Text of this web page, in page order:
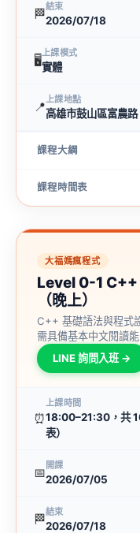
🏁結束
2026/07/18
🖥上課模式
實體
📍上課地點
高雄市鼓山區富農
課程大綱
課程時間表
大福媽瘋程式
Level 0-1 C++
（晚上）
C++ 基礎語法與程式
需具備基本中文閱讀
LINE 詢問入班 →
⏰
上課時間
18:00–21:30，共
表）
📅 開課
2026/07/05
🏁結束
2026/07/18